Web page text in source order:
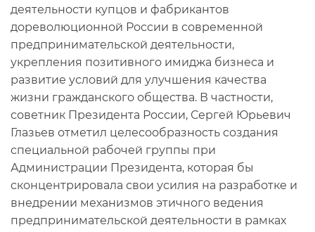
деятельности купцов и фабрикантов
дореволюционной России в современной
предпринимательской деятельности,
укрепления позитивного имиджа бизнеса и
развитие условий для улучшения качества
жизни гражданского общества. В частности,
советник Президента России, Сергей Юрьевич
Глазьев отметил целесообразность создания
специальной рабочей группы при
Администрации Президента, которая бы
сконцентрировала свои усилия на разработке и
внедрении механизмов этичного ведения
предпринимательской деятельности в рамках